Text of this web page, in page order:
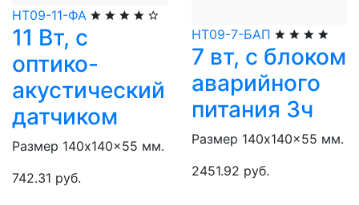
НТ09-11-ФА
11 Вт, с
оптико-
акустический
датчиком
Размер 140x140x55 мм.
742.31 руб.
НТ09-7-БАП
7 вт, с блоком
аварийного
питания 3ч
Размер 140x140x55 мм.
2451.92 руб.